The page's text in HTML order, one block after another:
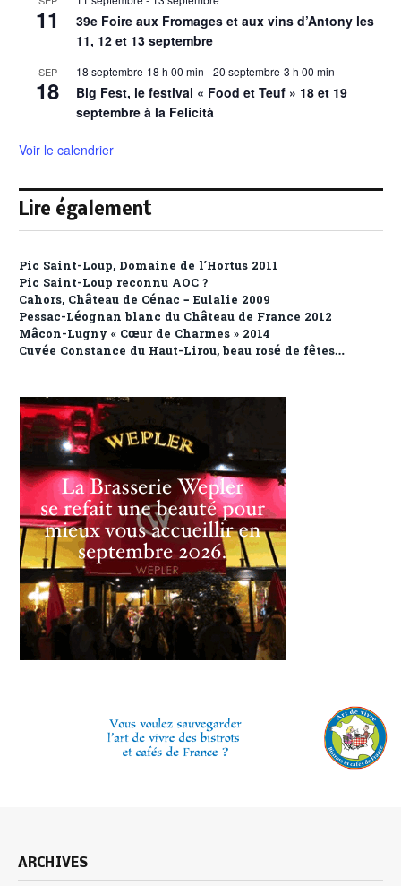
11
39e Foire aux Fromages et aux vins d’Antony les
11, 12 et 13 septembre
SEP
18
18 septembre-18 h 00 min -20 septembre-3 h 00 min
Big Fest, le festival « Food et Teuf » 18 et 19
septembre à la Felicità
Voir le calendrier
Lire également
Pic Saint-Loup, Domaine de l’Hortus 2011
Pic Saint-Loup reconnu AOC ?
Cahors, Château de Cénac – Eulalie 2009
Pessac-Léognan blanc du Château de France 2012
Mâcon-Lugny « Cœur de Charmes » 2014
Cuvée Constance du Haut-Lirou, beau rosé de fêtes…
ARCHIVES